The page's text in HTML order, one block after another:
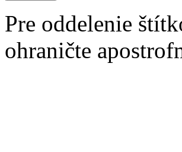
Pre oddelenie
ohraničte